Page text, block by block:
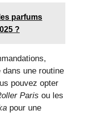
parfums
?
une routine
pouvez opter
Paris ou les
pour une